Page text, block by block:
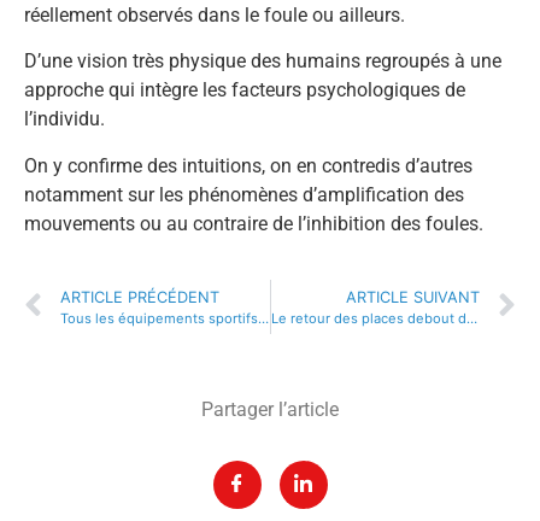
réellement observés dans le foule ou ailleurs.
D’une vision très physique des humains regroupés à une
approche qui intègre les facteurs psychologiques de
l’individu.
On y confirme des intuitions, on en contredis d’autres
notamment sur les phénomènes d’amplification des
mouvements ou au contraire de l’inhibition des foules.
ARTICLE PRÉCÉDENT
Tous les équipements sportifs reliés aux systèmes d’informations sont sujets à des attaques !
ARTICLE SUIVANT
Le retour des places debout dans les stades !
Partager l’article